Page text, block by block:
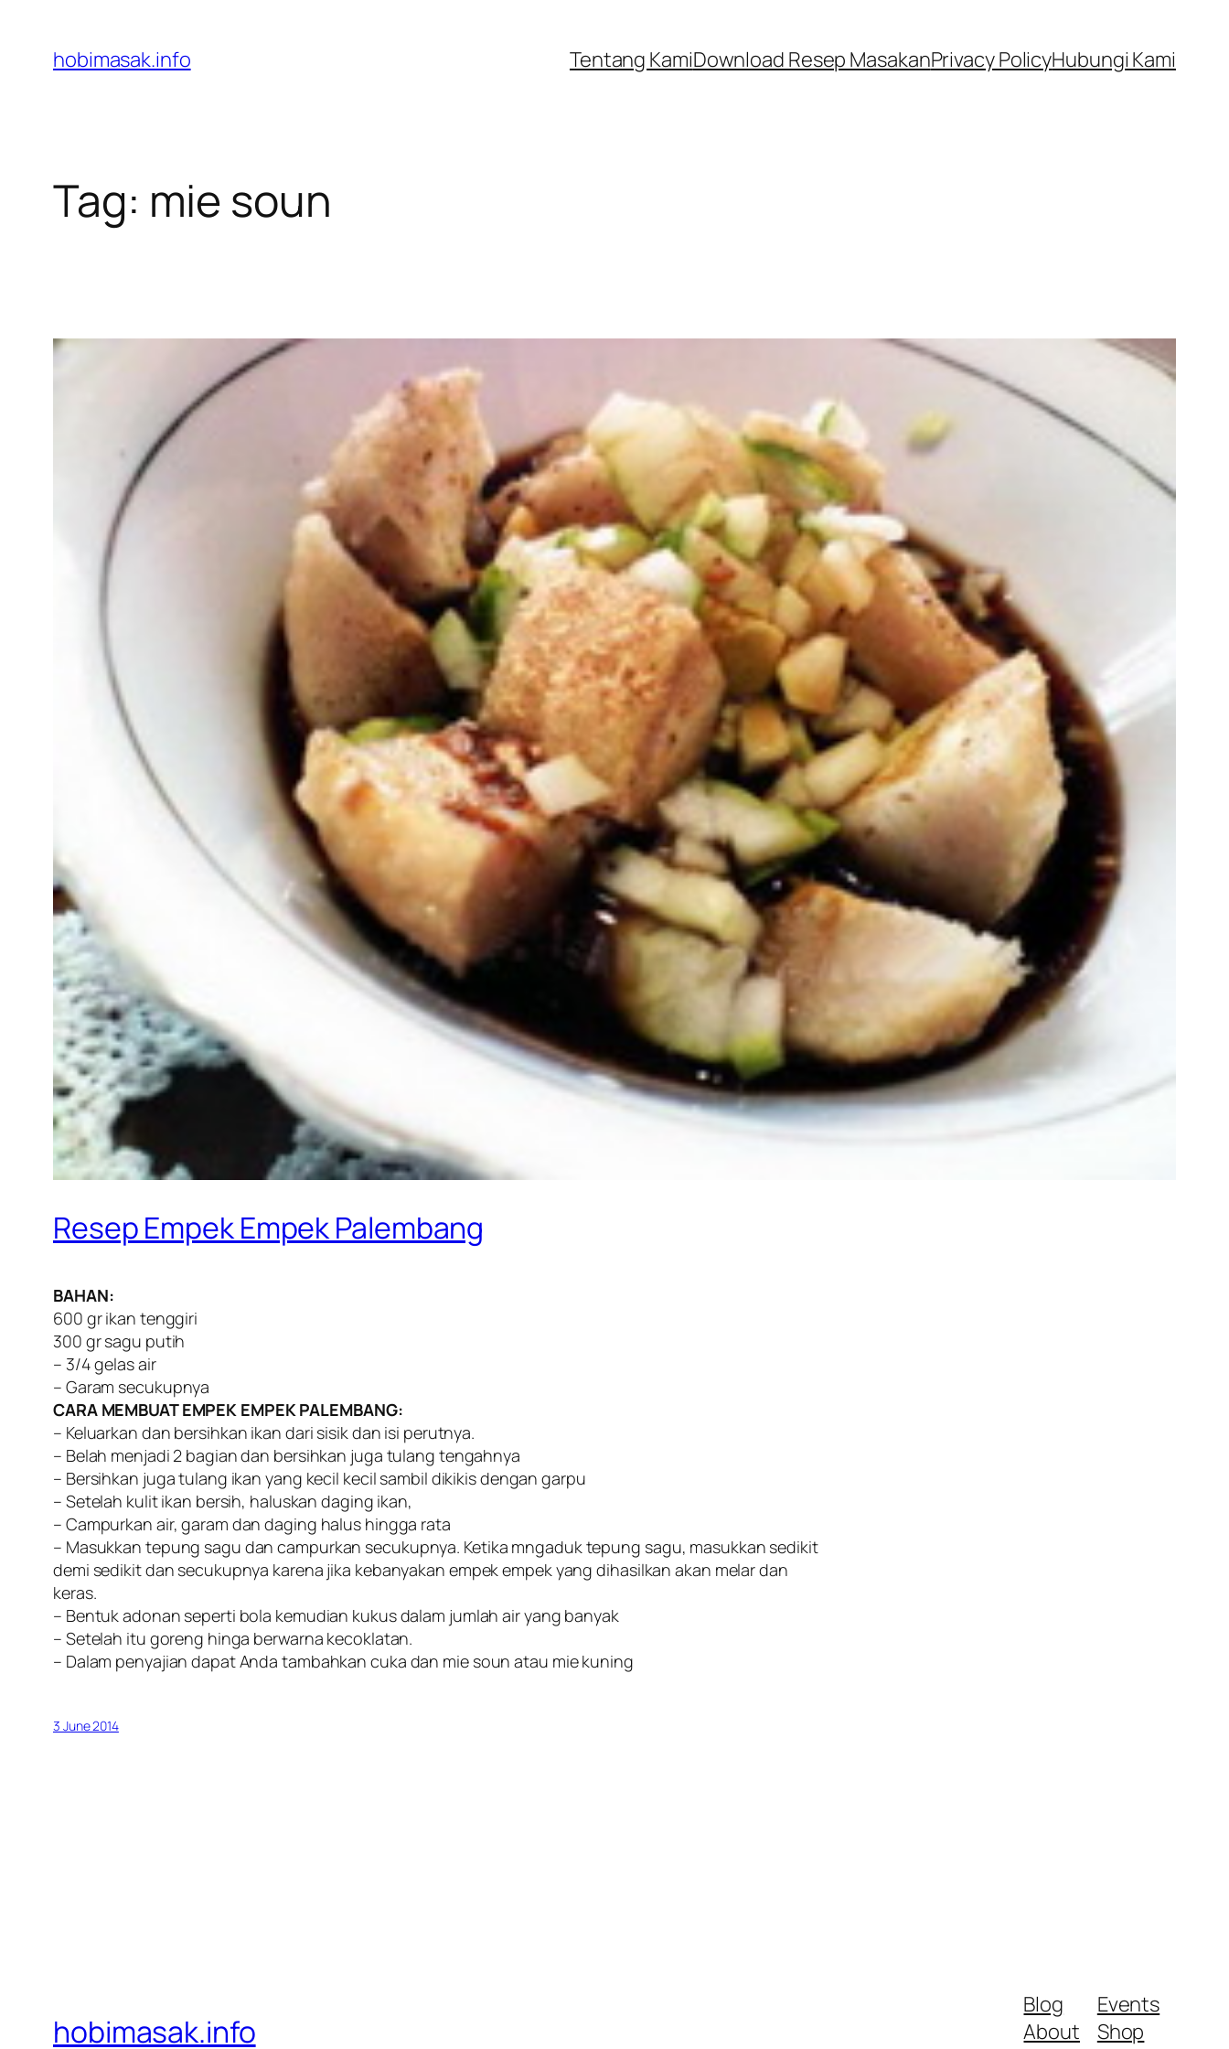
content
hobimasak.info Tentang KamiDownload Resep MasakanPrivacy PolicyHubungi Kami
Tag: mie soun
Resep Empek Empek Palembang
BAHAN:
600 gr ikan tenggiri
300 gr sagu putih
– 3/4 gelas air
– Garam secukupnya
CARA MEMBUAT EMPEK EMPEK PALEMBANG:
– Keluarkan dan bersihkan ikan dari sisik dan isi perutnya.
– Belah menjadi 2 bagian dan bersihkan juga tulang tengahnya
– Bersihkan juga tulang ikan yang kecil kecil sambil dikikis dengan garpu
– Setelah kulit ikan bersih, haluskan daging ikan,
– Campurkan air, garam dan daging halus hingga rata
– Masukkan tepung sagu dan campurkan secukupnya. Ketika mngaduk tepung sagu, masukkan sedikit
demi sedikit dan secukupnya karena jika kebanyakan empek empek yang dihasilkan akan melar dan
keras.
– Bentuk adonan seperti bola kemudian kukus dalam jumlah air yang banyak
– Setelah itu goreng hinga berwarna kecoklatan.
– Dalam penyajian dapat Anda tambahkan cuka dan mie soun atau mie kuning
3 June 2014
hobimasak.info
Blog
About
Events
Shop